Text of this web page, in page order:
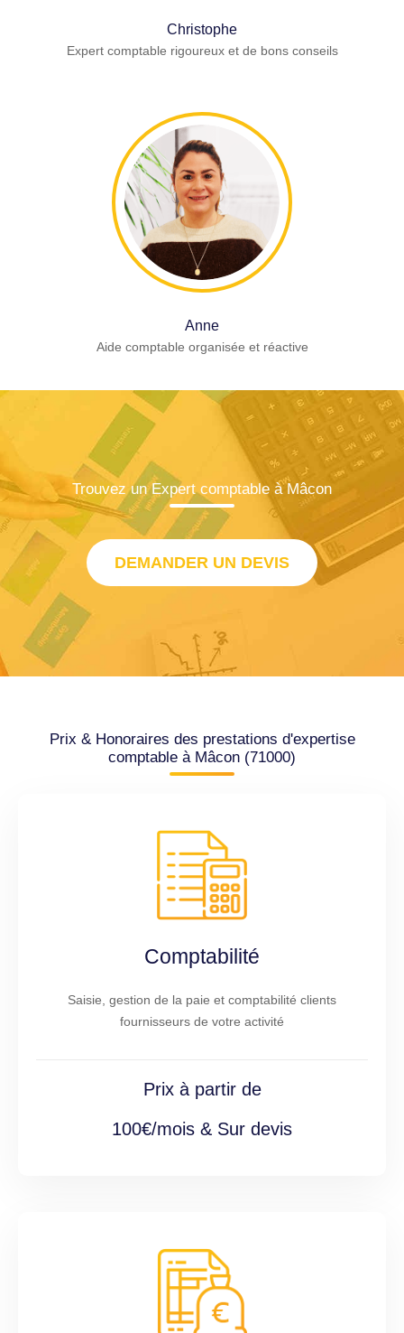
Christophe
Expert comptable rigoureux et de bons conseils
Anne
Aide comptable organisée et réactive
Trouvez un Expert comptable à Mâcon
DEMANDER UN DEVIS
Prix & Honoraires des prestations d'expertise
comptable à Mâcon (71000)
Comptabilité
Saisie, gestion de la paie et comptabilité clients
fournisseurs de votre activité
Prix à partir de
100€/mois & Sur devis